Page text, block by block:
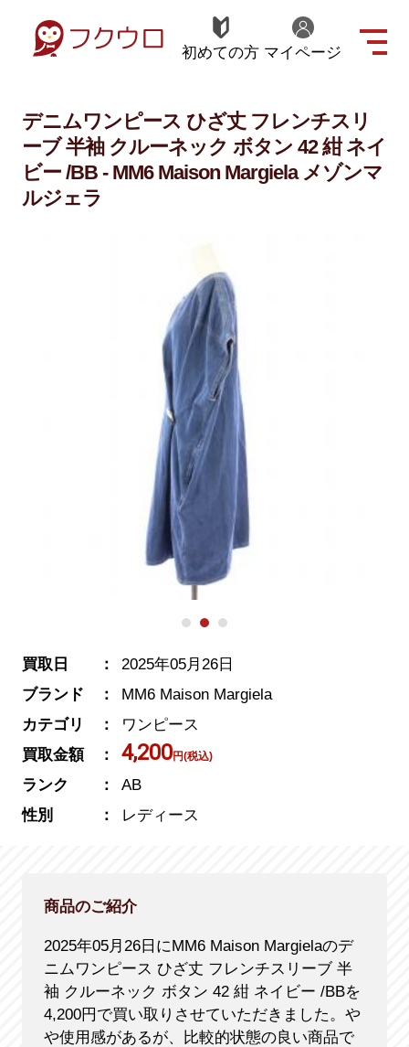
初めての方 マイページ
デニムワンピース ひざ丈 フレンチスリ
ーブ 半袖 クルーネック ボタン 42 紺 ネイ
ビー /BB - MM6 Maison Margiela メゾンマ
ルジェラ
買取日
2025年05月26日
ブランド
MM6 Maison Margiela
カテゴリ
ワンピース
買取金額
4,200円(税込)
ランク
AB
性別
レディース
商品のご紹介
2025年05月26日にMM6 Maison Margielaのデ
ニムワンピース ひざ丈 フレンチスリーブ 半
袖 クルーネック ボタン 42 紺 ネイビー /BBを
4,200円で買い取りさせていただきました。や
や使用感があるが、比較的状態の良い商品で